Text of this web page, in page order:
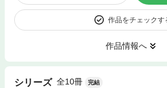
作品をチェックす
作品情報へ
シリーズ 全10冊 完結